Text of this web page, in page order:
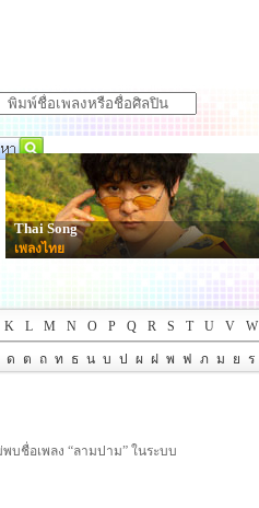
Thai Song
เพลงไทย
K L M N O P Q R S T U V W
ด ต ถ ท ธ น บ ป ผ ฝ พ ฟ ภ ม ย ร
พบชื่อเพลง “ลามปาม” ในระบบ